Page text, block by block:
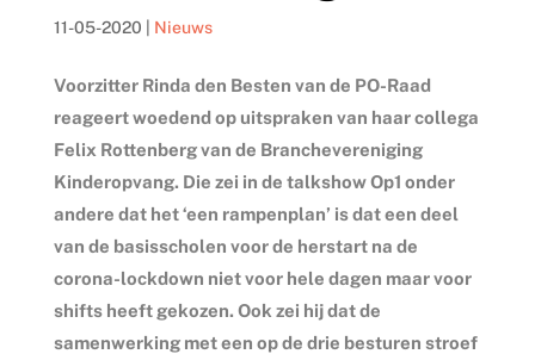
11-05-2020 Nieuws
Voorzitter Rinda den Besten van de PO-Raad
reageert woedend op uitspraken van haar collega
Felix Rottenberg van de Branchevereniging
Kinderopvang. Die zei in de talkshow Op1 onder
andere dat het ‘een rampenplan’ is dat een deel
van de basisscholen voor de herstart na de
corona-lockdown niet voor hele dagen maar voor
shifts heeft gekozen. Ook zei hij dat de
samenwerking met een op de drie besturen stroef